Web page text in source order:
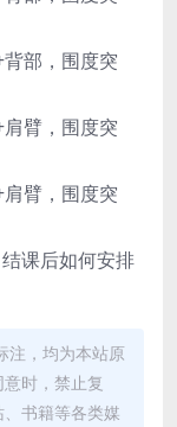
部，围度突
臂，围度突
臂，围度突
课后如何安排
注，均为本站原
时，禁止复
书籍等各类媒